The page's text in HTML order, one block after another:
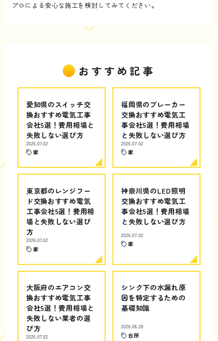
プロによる安心な施工を検討してみてください。
おすすめ記事
愛知県のスイッチ交
換おすすめ電気工事
会社5選！費用相場と
失敗しない選び方
2026.07.02
家
福岡県のブレーカー
交換おすすめ電気工
事会社5選！費用相場
と失敗しない選び方
2026.07.02
家
東京都のレンジフー
ド交換おすすめ電気
工事会社5選！費用相
場と失敗しない選び
方
2026.07.02
家
神奈川県のLED照明
交換おすすめ電気工
事会社5選！費用相場
と失敗しない選び方
2026.07.02
家
大阪府のエアコン交
換おすすめ電気工事
会社5選！費用相場と
失敗しない業者の選
び方
2026.07.02
シンク下の水漏れ原
因を特定するための
基礎知識
2026.06.28
台所